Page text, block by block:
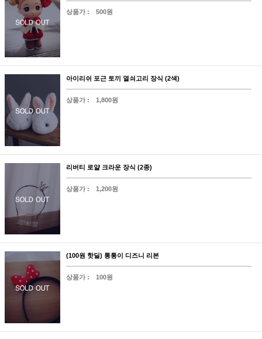
상품가 : 500원
아이리쉬 포근 토끼 열쇠고리 장식 (2색)
상품가 : 1,800원
리버티 로얄 크라운 장식 (2종)
상품가 : 1,200원
(100원 핫딜) 통통이 디즈니 리본
상품가 : 100원